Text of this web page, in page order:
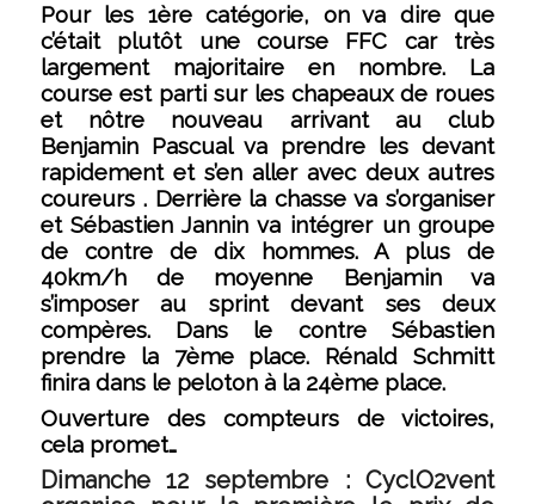
Pour les 1ère catégorie, on va dire que
c’était plutôt une course FFC car très
largement majoritaire en nombre. La
course est parti sur les chapeaux de roues
et nôtre nouveau arrivant au club
Benjamin Pascual va prendre les devant
rapidement et s’en aller avec deux autres
coureurs . Derrière la chasse va s’organiser
et Sébastien Jannin va intégrer un groupe
de contre de dix hommes. A plus de
40km/h de moyenne Benjamin va
s’imposer au sprint devant ses deux
compères. Dans le contre Sébastien
prendre la 7ème place. Rénald Schmitt
finira dans le peloton à la 24ème place.
Ouverture des compteurs de victoires,
cela promet…
Dimanche 12 septembre :CyclO2vent